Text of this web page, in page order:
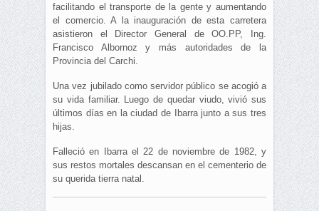
facilitando el transporte de la gente y aumentando
el comercio. A la inauguración de esta carretera
asistieron el Director General de OO.PP, Ing.
Francisco Albornoz y más autoridades de la
Provincia del Carchi.
Una vez jubilado como servidor público se acogió a
su vida familiar. Luego de quedar viudo, vivió sus
últimos días en la ciudad de Ibarra junto a sus tres
hijas.
Falleció en Ibarra el 22 de noviembre de 1982, y
sus restos mortales descansan en el cementerio de
su querida tierra natal.